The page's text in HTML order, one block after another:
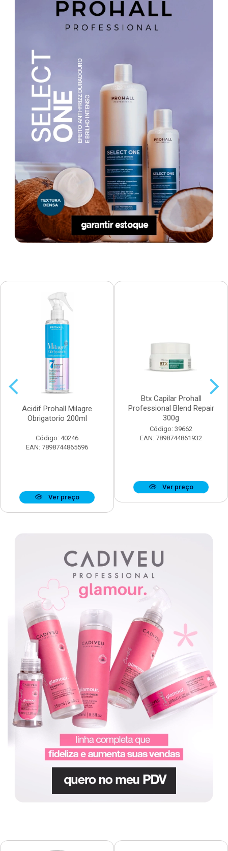
Acidif Prohall Milagre
Obrigatorio 200ml
Código: 40246
EAN: 7898744865596
Ver preço
Btx Capilar Prohall
Professional Blend Repair
300g
Código: 39662
EAN: 7898744861932
Ver preço